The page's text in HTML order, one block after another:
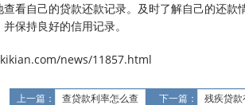
看自己的贷款还款记录。及时了解自己的还
保持良好的信用记录。
news/11857.html
上一篇： 查贷款利率怎么查 下一篇： 残疾贷